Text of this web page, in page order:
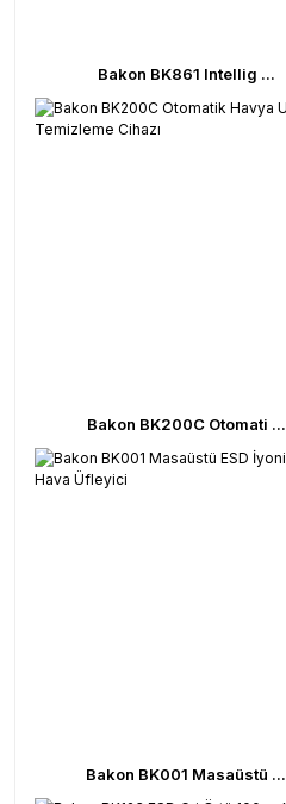
Bakon BK861 Intellig ...
Bakon BK200C Otomati ...
Bakon BK001 Masaüstü ...